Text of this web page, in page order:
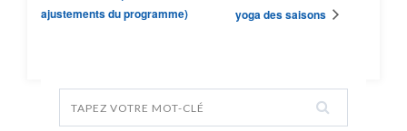
ajustements du programme)
yoga des saisons